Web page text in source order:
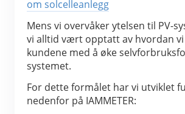
om solcelleanlegg
Mens vi overvåker ytelsen til PV-
vi alltid vært opptatt av hvordan vi
kundene med å øke
systemet.
For dette formålet har vi utviklet
nedenfor på IAMMETER: